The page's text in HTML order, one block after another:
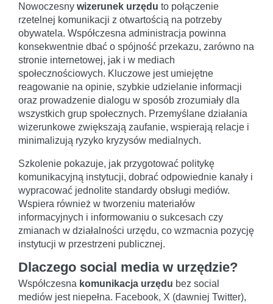
Nowoczesny wizerunek urzędu to połączenie
rzetelnej komunikacji z otwartością na potrzeby
obywatela. Współczesna administracja powinna
konsekwentnie dbać o spójność przekazu, zarówno na
stronie internetowej, jak i w mediach
społecznościowych. Kluczowe jest umiejętne
reagowanie na opinie, szybkie udzielanie informacji
oraz prowadzenie dialogu w sposób zrozumiały dla
wszystkich grup społecznych. Przemyślane działania
wizerunkowe zwiększają zaufanie, wspierają relacje i
minimalizują ryzyko kryzysów medialnych.
Szkolenie pokazuje, jak przygotować politykę
komunikacyjną instytucji, dobrać odpowiednie kanały i
wypracować jednolite standardy obsługi mediów.
Wspiera również w tworzeniu materiałów
informacyjnych i informowaniu o sukcesach czy
zmianach w działalności urzędu, co wzmacnia pozycję
instytucji w przestrzeni publicznej.
Dlaczego social media w urzędzie?
Współczesna komunikacja urzędu bez social
mediów jest niepełna. Facebook, X (dawniej Twitter),